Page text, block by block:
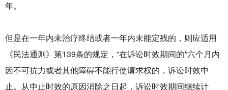
年。
但是在一年内未治疗终结或者一年内未能定残的，则应适用
《民法通则》第139条的规定，“在诉讼时效期间的*六个月内
因不可抗力或者其他障碍不能行使请求权的，诉讼时效中
止。从中止时效的原因消除之日起，诉讼时效期间继续计